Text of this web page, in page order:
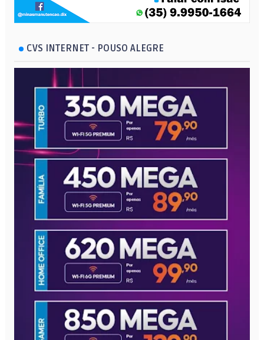
CVS INTERNET - POUSO ALEGRE